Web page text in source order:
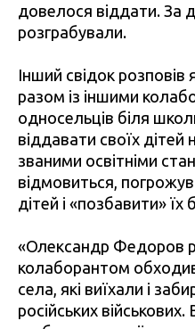
довелося віддати. За
розграбували.
Інший свідок
разом із іншими
односельців біля
віддавати своїх дітей
званими освітніми
відмовиться,
дітей і «позбавити» їх
«Олександр Федоров
колаборантом
села, які виїхали і
російських